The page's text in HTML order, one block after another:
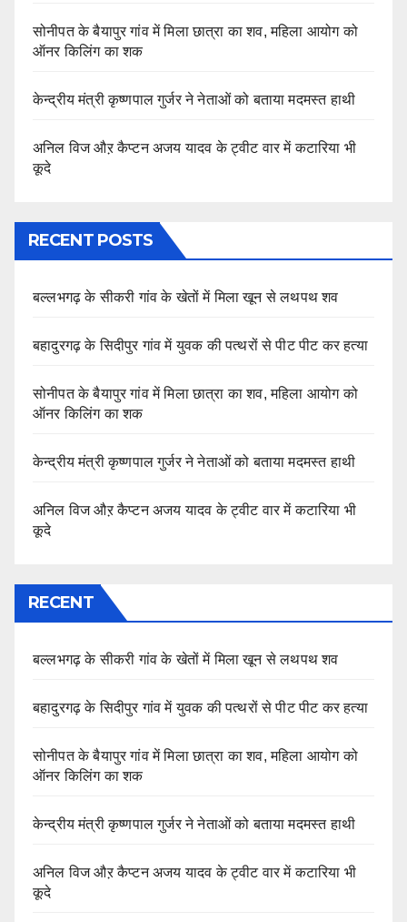
सोनीपत के बैयापुर गांव में मिला छात्रा का शव, महिला आयोग को
ऑनर किलिंग का शक
केन्द्रीय मंत्री कृष्णपाल गुर्जर ने नेताओं को बताया मदमस्त हाथी
अनिल विज औऱ कैप्टन अजय यादव के ट्वीट वार में कटारिया भी
कूदे
RECENT POSTS
बल्लभगढ़ के सीकरी गांव के खेतों में मिला खून से लथपथ शव
बहादुरगढ़ के सिदीपुर गांव में युवक की पत्थरों से पीट पीट कर हत्या
सोनीपत के बैयापुर गांव में मिला छात्रा का शव, महिला आयोग को
ऑनर किलिंग का शक
केन्द्रीय मंत्री कृष्णपाल गुर्जर ने नेताओं को बताया मदमस्त हाथी
अनिल विज औऱ कैप्टन अजय यादव के ट्वीट वार में कटारिया भी
कूदे
RECENT
बल्लभगढ़ के सीकरी गांव के खेतों में मिला खून से लथपथ शव
बहादुरगढ़ के सिदीपुर गांव में युवक की पत्थरों से पीट पीट कर हत्या
सोनीपत के बैयापुर गांव में मिला छात्रा का शव, महिला आयोग को
ऑनर किलिंग का शक
केन्द्रीय मंत्री कृष्णपाल गुर्जर ने नेताओं को बताया मदमस्त हाथी
अनिल विज औऱ कैप्टन अजय यादव के ट्वीट वार में कटारिया भी
कूदे